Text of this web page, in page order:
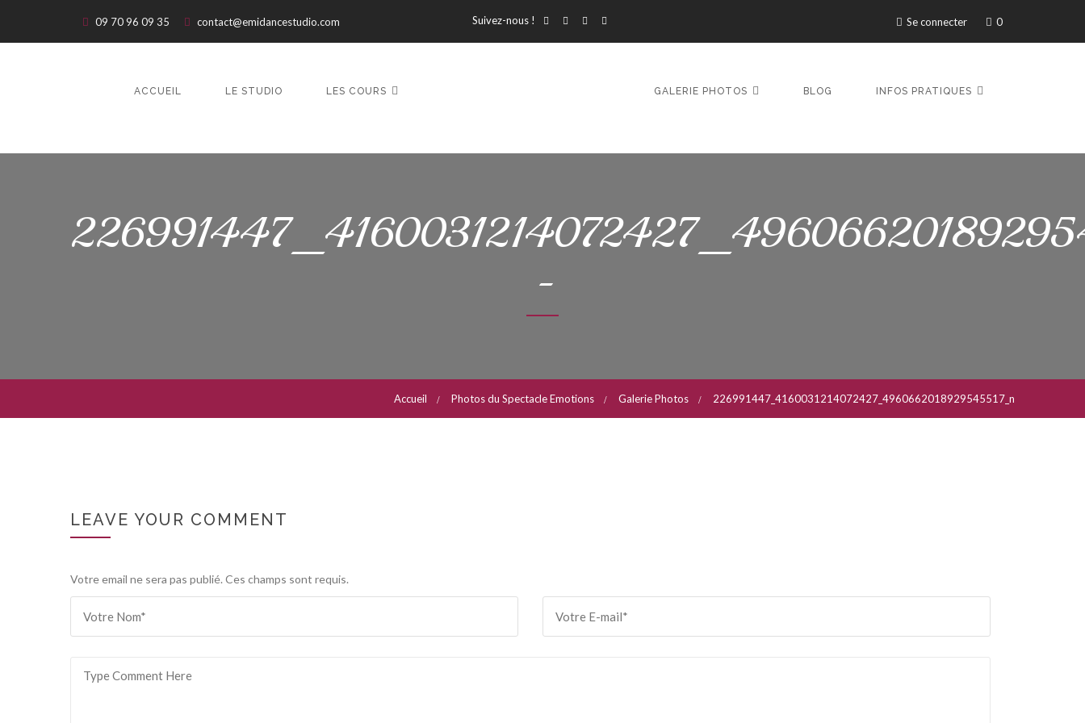
09 70 96 09 35 contact@emidancestudio.com Se connecter 0
Suivez-nous !
ACCUEIL LE STUDIO LES COURS GALERIE PHOTOS BLOG INFOS PRATIQUES
-
Accueil Photos du Spectacle Emotions Galerie Photos 226991447_4160031214072427_4960662018929545517_n
LEAVE YOUR COMMENT
Votre email ne sera pas publié. Ces champs sont requis.